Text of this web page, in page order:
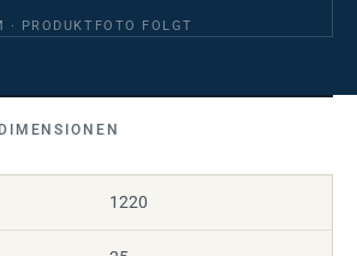
· PRODUKTFOTO FOLGT
1220